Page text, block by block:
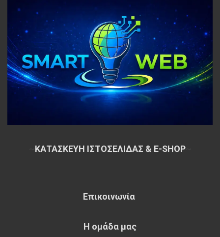
ΚΑΤΑΣΚΕΥΗ ΙΣΤΟΣΕΛΙΔΑΣ & E-SHOP~
Επικοινωνία
Η ομάδα μας